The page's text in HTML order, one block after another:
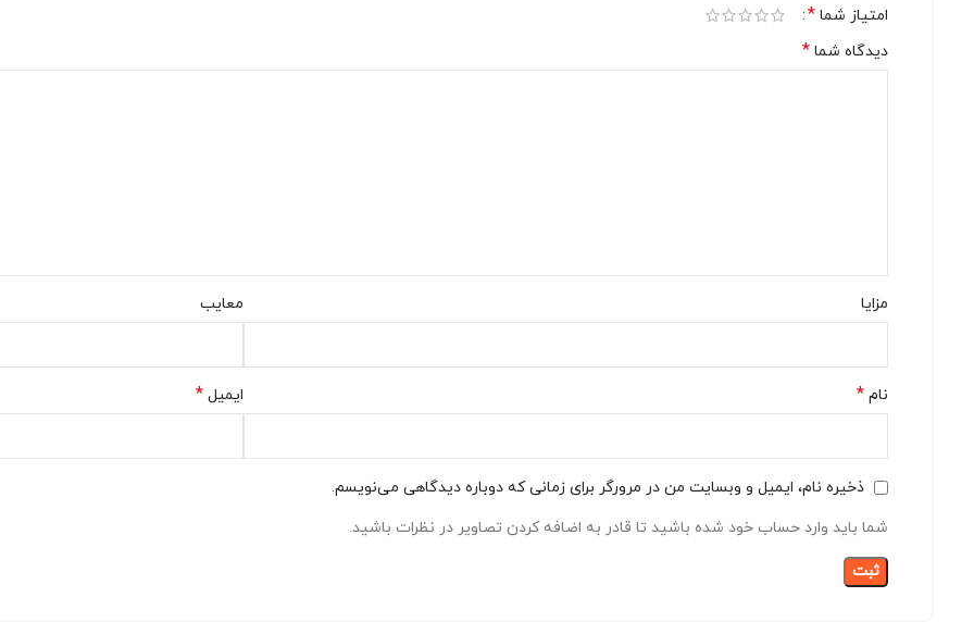
امتیاز شما *
دیدگاه شما *
مزایا معایب
نام * ایمیل *
ذخیره نام، ایمیل و وبسایت من در مرورگر برای زمانی که دوباره دیدگاهی می‌نویسم.
شما باید وارد حساب خود شده باشید تا قادر به اضافه کردن تصاویر در نظرات باشید.